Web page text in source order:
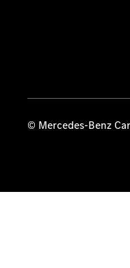
© Mercedes-Benz